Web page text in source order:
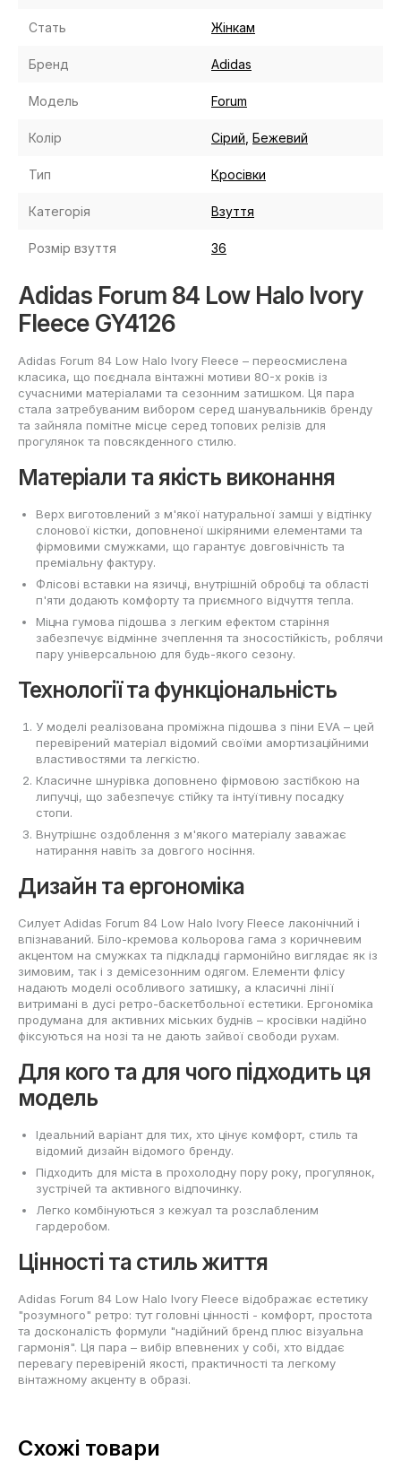
Стать Жінкам
Бренд Adidas
Модель Forum
Колір Сірий Бежевий
Тип Кросівки
Категорія Взуття
Розмір взуття 36
Adidas Forum 84 Low Halo Ivory
Fleece GY4126
Adidas Forum 84 Low Halo Ivory Fleece – переосмислена
класика, що поєднала вінтажні мотиви 80-х років із
сучасними матеріалами та сезонним затишком. Ця пара
стала затребуваним вибором серед шанувальників бренду
та зайняла помітне місце серед топових релізів для
прогулянок та повсякденного стилю.
Матеріали та якість виконання
Верх виготовлений з м'якої натуральної замші у відтінку
слонової кістки, доповненої шкіряними елементами та
фірмовими смужками, що гарантує довговічність та
преміальну фактуру.
Флісові вставки на язичці, внутрішній обробці та області
п'яти додають комфорту та приємного відчуття тепла.
Міцна гумова підошва з легким ефектом старіння
забезпечує відмінне зчеплення та зносостійкість, роблячи
пару універсальною для будь-якого сезону.
Технології та функціональність
У моделі реалізована проміжна підошва з піни EVA – цей
перевірений матеріал відомий своїми амортизаційними
властивостями та легкістю.
Класичне шнурівка доповнено фірмовою застібкою на
липучці, що забезпечує стійку та інтуїтивну посадку
стопи.
Внутрішнє оздоблення з м'якого матеріалу заважає
натирання навіть за довгого носіння.
Дизайн та ергономіка
Силует Adidas Forum 84 Low Halo Ivory Fleece лаконічний і
впізнаваний. Біло-кремова кольорова гама з коричневим
акцентом на смужках та підкладці гармонійно виглядає як із
зимовим, так і з демісезонним одягом. Елементи флісу
надають моделі особливого затишку, а класичні лінії
витримані в дусі ретро-баскетбольної естетики. Ергономіка
продумана для активних міських буднів – кросівки надійно
фіксуються на нозі та не дають зайвої свободи рухам.
Для кого та для чого підходить ця
модель
Ідеальний варіант для тих, хто цінує комфорт, стиль та
відомий дизайн відомого бренду.
Підходить для міста в прохолодну пору року, прогулянок,
зустрічей та активного відпочинку.
Легко комбінуються з кежуал та розслабленим
гардеробом.
Цінності та стиль життя
Adidas Forum 84 Low Halo Ivory Fleece відображає естетику
"розумного" ретро: тут головні цінності - комфорт, простота
та досконалість формули "надійний бренд плюс візуальна
гармонія". Ця пара – вибір впевнених у собі, хто віддає
перевагу перевіреній якості, практичності та легкому
вінтажному акценту в образі.
Схожі товари